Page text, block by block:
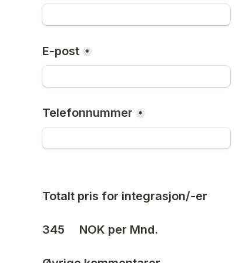
E-post *
Telefonnummer *
Totalt pris for integrasjon/-er
345
     NOK per Mnd.